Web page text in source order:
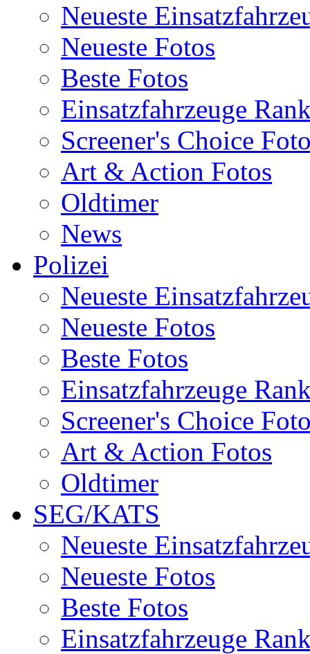
Neueste
Neueste Fotos
Beste Fotos
Einsatzfahrzeuge
Screener's Choice
Art & Action Fotos
Oldtimer
News
Polizei
Neueste
Neueste Fotos
Beste Fotos
Einsatzfahrzeuge
Screener's Choice
Art & Action Fotos
Oldtimer
SEG/KATS
Neueste
Neueste Fotos
Beste Fotos
Einsatzfahrzeuge